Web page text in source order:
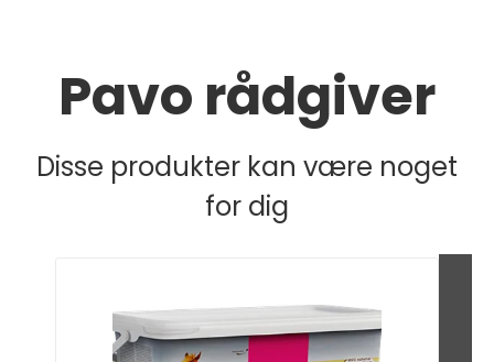
Pavo rådgiver
Disse produkter kan være noget
for dig